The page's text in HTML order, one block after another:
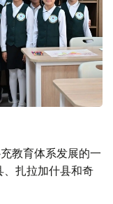
教育体系发展的一
扎拉加什县和奇